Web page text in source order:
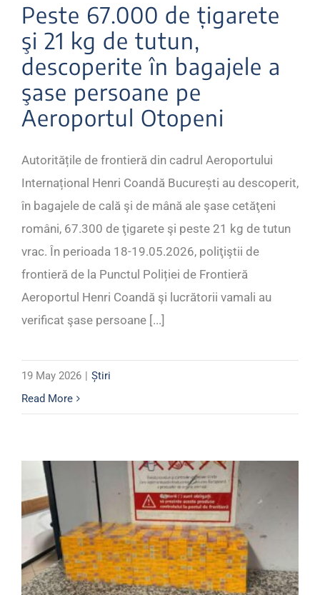
Peste 67.000 de țigarete
şi 21 kg de tutun,
descoperite în bagajele a
şase persoane pe
Aeroportul Otopeni
Autoritățile de frontieră din cadrul Aeroportului
Internațional Henri Coandă București au descoperit,
în bagajele de cală şi de mână ale şase cetăţeni
români, 67.300 de ţigarete şi peste 21 kg de tutun
vrac. În perioada 18-19.05.2026, poliţiştii de
frontieră de la Punctul Poliției de Frontieră
Aeroportul Henri Coandă şi lucrătorii vamali au
verificat şase persoane [...]
19 May 2026
Știri
Read More